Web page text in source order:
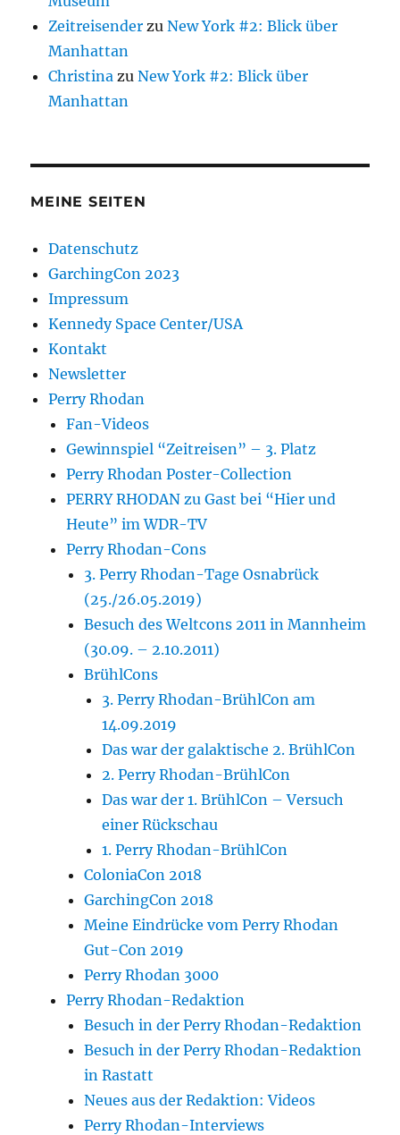
Zeitreisender zuNew York #2: Blick über
Manhattan
Christina zuNew York #2: Blick über
Manhattan
MEINE SEITEN
Datenschutz
GarchingCon 2023
Impressum
Kennedy Space Center/USA
Kontakt
Newsletter
Perry Rhodan
Fan-Videos
Gewinnspiel “Zeitreisen” – 3. Platz
Perry Rhodan Poster-Collection
PERRY RHODAN zu Gast bei “Hier und
Heute” im WDR-TV
Perry Rhodan-Cons
3. Perry Rhodan-Tage Osnabrück
(25./26.05.2019)
Besuch des Weltcons 2011 in Mannheim
(30.09. – 2.10.2011)
BrühlCons
3. Perry Rhodan-BrühlCon am
14.09.2019
Das war der galaktische 2. BrühlCon
2. Perry Rhodan-BrühlCon
Das war der 1. BrühlCon – Versuch
einer Rückschau
1. Perry Rhodan-BrühlCon
ColoniaCon 2018
GarchingCon 2018
Meine Eindrücke vom Perry Rhodan
Gut-Con 2019
Perry Rhodan 3000
Perry Rhodan-Redaktion
Besuch in der Perry Rhodan-Redaktion
Besuch in der Perry Rhodan-Redaktion
in Rastatt
Neues aus der Redaktion: Videos
Perry Rhodan-Interviews